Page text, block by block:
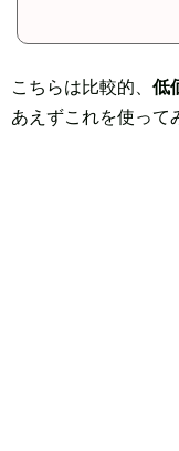
こちらは比較的、 低
あえずこれを使って